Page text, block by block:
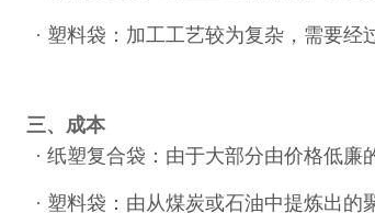
· 塑料袋：加工工艺较为复杂，需要
三、成本
· 纸塑复合袋：由于大部分由价格低
· 塑料袋：由从煤炭或石油中提炼出的